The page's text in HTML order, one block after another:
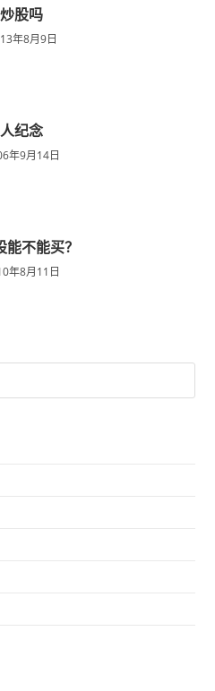
股吗
年8月9日
纪念
年9月14日
能不能买？
年8月11日